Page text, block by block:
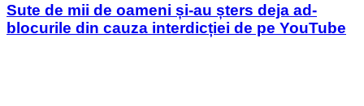
Sute de mii de oameni și-au șters deja ad-
blocurile din cauza interdicției de pe YouTube